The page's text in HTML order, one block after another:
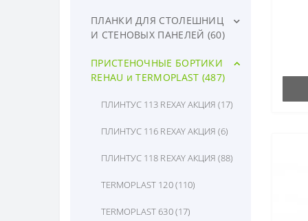
DUO-Х(без обработки) SLOTEX
(116)
ЗАКАЗ (322)
3000 мм (34)
РАСПРОДАЖА и ОСТАТКИ
столешниц 38мм (18)
РАСПРОДАЖА КРОМКА СКИФ (37)
РАСПРОДАЖА столешниц 26мм
(1)
СТОЛЕШНИЦЫ куски (3)
ПЛАНКИ ДЛЯ СТОЛЕШНИЦ
И СТЕНОВЫХ ПАНЕЛЕЙ (60)
Планки для стеновых панелей
4мм, 6мм, 10мм (12)
Планки для столешниц и
(21)
ПЛАНКИ СКИФ (26)
ПРИСТЕНОЧНЫЕ БОРТИКИ
REHAU и TERMOPLAST (487)
ПЛИНТУС 113 REXAY АКЦИЯ (17)
ПЛИНТУС 116 REXAY АКЦИЯ (6)
ПЛИНТУС 118 REXAY АКЦИЯ (88)
TERMOPLAST 120 (110)
TERMOPLAST 630 (17)